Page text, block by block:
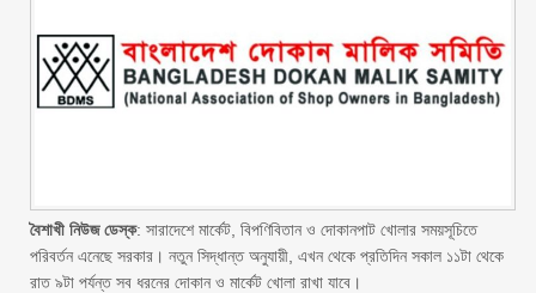
বৈশাখী নিউজ ডেস্ক: সারাদেশে মার্কেট, বিপণিবিতান ও দোকানপাট খোলার সময়সূচিতে
পরিবর্তন এনেছে সরকার। নতুন সিদ্ধান্ত অনুযায়ী, এখন থেকে প্রতিদিন সকাল ১১টা থেকে
রাত ৯টা পর্যন্ত সব ধরনের দোকান ও মার্কেট খোলা রাখা যাবে।